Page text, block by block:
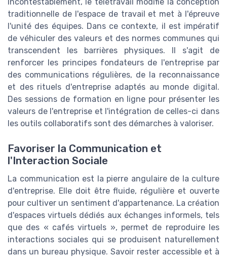
traditionnelle de l'espace de travail et met à l'épreuve
l'unité des équipes. Dans ce contexte, il est impératif
de véhiculer des valeurs et des normes communes qui
transcendent les barrières physiques. Il s'agit de
renforcer les principes fondateurs de l'entreprise par
des communications régulières, de la reconnaissance
et des rituels d'entreprise adaptés au monde digital.
Des sessions de formation en ligne pour présenter les
valeurs de l'entreprise et l'intégration de celles-ci dans
les outils collaboratifs sont des démarches à valoriser.
Favoriser la Communication et
l'Interaction Sociale
La communication est la pierre angulaire de la culture
d'entreprise. Elle doit être fluide, régulière et ouverte
pour cultiver un sentiment d'appartenance. La création
d'espaces virtuels dédiés aux échanges informels, tels
que des « cafés virtuels », permet de reproduire les
interactions sociales qui se produisent naturellement
dans un bureau physique. Savoir rester accessible et à